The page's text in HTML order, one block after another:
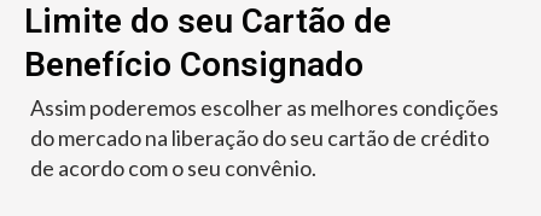
Limite do seu Cartão de
Benefício Consignado
Assim poderemos escolher as melhores condições
do mercado na liberação do seu cartão de crédito
de acordo com o seu convênio.